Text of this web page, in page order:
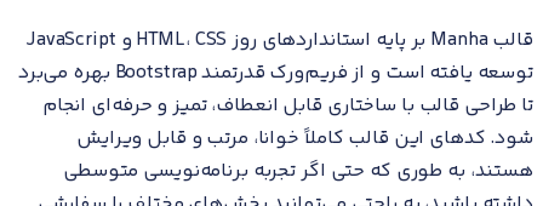
قالب Manha بر پایه استانداردهای روز HTML، CSS و JavaScript
توسعه یافته است و از فریم‌ورک قدرتمند Bootstrap بهره می‌برد
تا طراحی قالب با ساختاری قابل انعطاف، تمیز و حرفه‌ای انجام
شود. کدهای این قالب کاملاً خوانا، مرتب و قابل ویرایش
هستند، به طوری که حتی اگر تجربه برنامه‌نویسی متوسطی